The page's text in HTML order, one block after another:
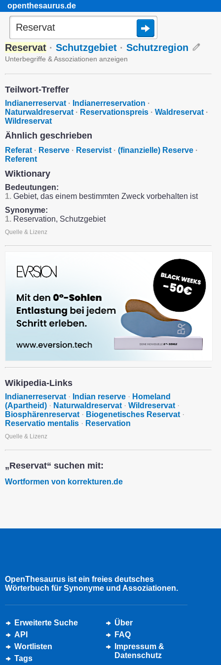
openthesaurus.de
Reservat · Schutzgebiet · Schutzregion
Unterbegriffe & Assoziationen anzeigen
Teilwort-Treffer
Indianerreservat · Indianerreservation ·
Naturwaldreservat · Reservationspreis · Waldreservat ·
Wildreservat
Ähnlich geschrieben
Referat · Reserve · Reservist · (finanzielle) Reserve ·
Referent
Wiktionary
Bedeutungen:
1. Gebiet, das einem bestimmten Zweck vorbehalten ist
Synonyme:
1. Reservation, Schutzgebiet
Quelle & Lizenz
Wikipedia-Links
Indianerreservat · Indian reserve · Homeland
(Apartheid) · Naturwaldreservat · Wildreservat ·
Biosphärenreservat · Biogenetisches Reservat ·
Reservatio mentalis · Reservation
Quelle & Lizenz
„Reservat“ suchen mit:
Wortformen von korrekturen.de
OpenThesaurus ist ein freies deutsches
Wörterbuch für Synonyme und Assoziationen.
Erweiterte Suche
API
Wortlisten
Tags
Über
FAQ
Impressum &
Datenschutz